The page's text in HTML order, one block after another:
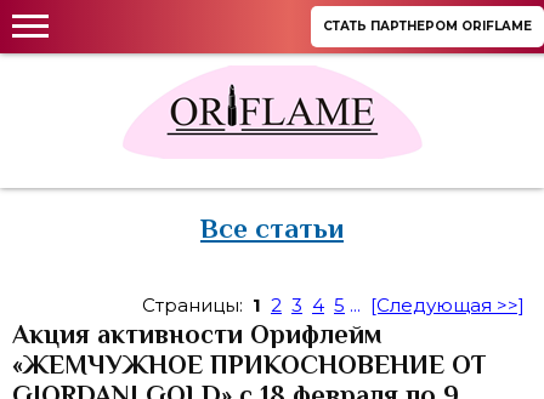
СТАТЬ ПАРТНЕРОМ ORIFLAME
Все статьи
Страницы: 1 2 3 4 5 ... [Следующая >>]
Акция активности Орифлейм
«ЖЕМЧУЖНОЕ ПРИКОСНОВЕНИЕ ОТ